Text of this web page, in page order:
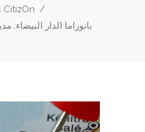
CitizOn /
بانوراما الدار البيضاء: